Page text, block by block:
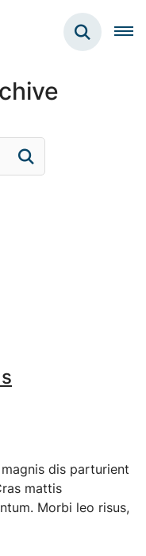
dis parturient
mattis
Morbi leo risus,